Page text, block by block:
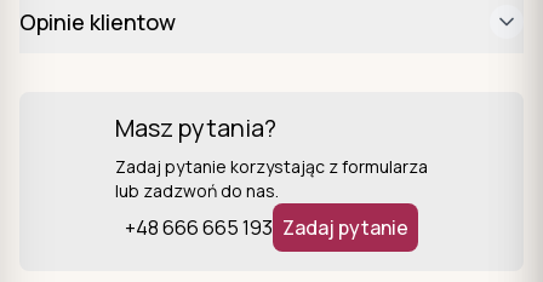
Opinie klientow
Masz pytania?
Zadaj pytanie korzystając z formularza
lub zadzwoń do nas.
+48 666 665 193 Zadaj pytanie